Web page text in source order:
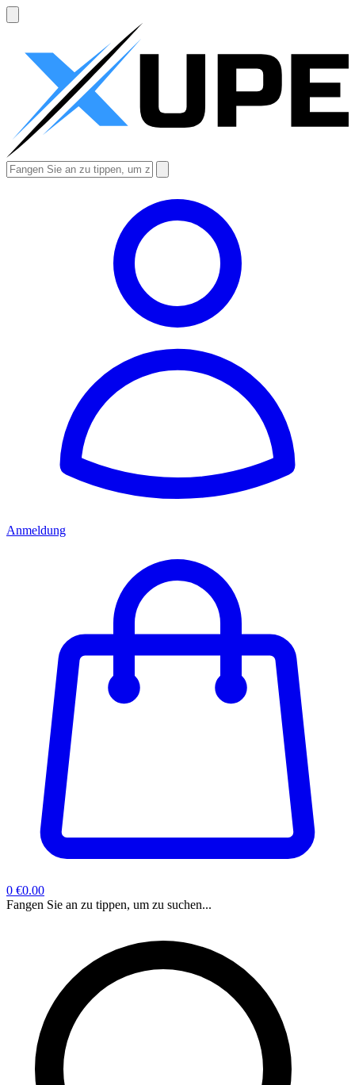
Anmeldung
0 €0.00
Fangen Sie an zu tippen, um zu suchen...